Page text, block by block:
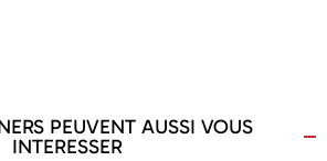
PEUVENT AUSSI VOUS
INTERESSER